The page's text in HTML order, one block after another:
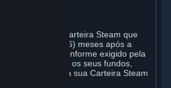
à sua Carteira Steam que
dentro de seis (6) meses após a
a validade, conforme exigido pela
pode revisar os seus fundos,
validade deles, na sua Carteira Steam